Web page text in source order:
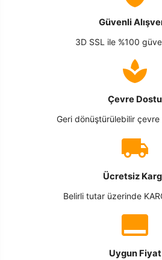
Güvenli
3D SSL ile %100
Çevre Dostu
Geri dönüştürülebilir
Ücretsiz
Belirli tutar üzerinde
Uygun Fiyat